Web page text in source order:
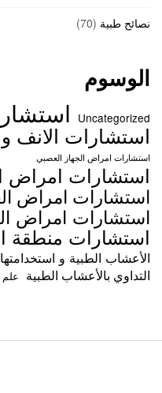
نصائح طبية (70)
الوسوم
Uncategorized
استشارات الانف
استشارات امراض الجهاز العصبي
استشارات امراض
استشارات امراض
استشارات امراض
استشارات منطقة
الأعشاب الطبية و استخدامتها
التداوي بالأعشاب الطبية علم